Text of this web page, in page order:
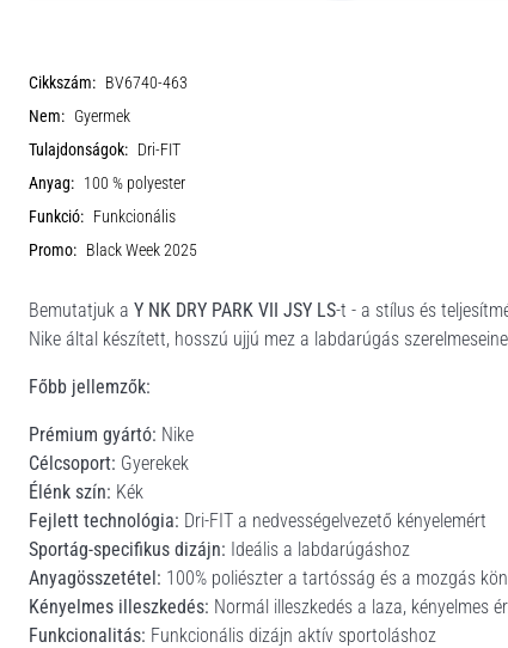
Cikkszám: BV6740-463
Nem: Gyermek
Tulajdonságok: Dri-FIT
Anyag: 100 % polyester
Funkció: Funkcionális
Promo: Black Week 2025
Bemutatjuk a Y NK DRY PARK VII JSY LS-t - a stílus és
Nike által készített, hosszú ujjú mez a labdarúgás
Főbb jellemzők:
Prémium gyártó: Nike
Célcsoport: Gyerekek
Élénk szín: Kék
Fejlett technológia: Dri-FIT a nedvességelvezető kényelemért
Sportág-specifikus dizájn: Ideális a labdarúgáshoz
Anyagösszetétel: 100% poliészter a tartósság és a mozgás
Kényelmes illeszkedés: Normál illeszkedés a laza, kényelmes
Funkcionalitás: Funkcionális dizájn aktív sportoláshoz